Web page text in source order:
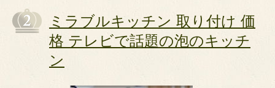
ミラブルキッチン 取り付け 価
格 テレビで話題の泡のキッチ
ン